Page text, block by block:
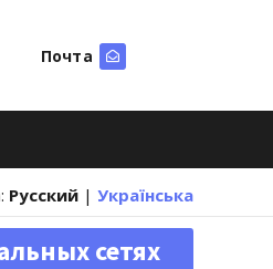
Почта
Русский | Українська
сетях